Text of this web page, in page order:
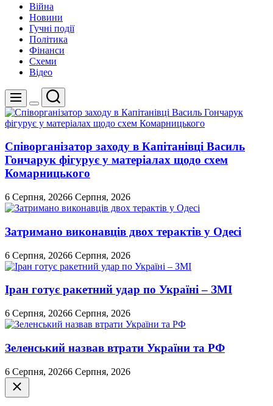
Війна
Новини
Гучні події
Політика
Фінанси
Схеми
Відео
Меню
Перемикач
кольорового
режиму
Пошук
Співорганізатор заходу в Капітанівці Василь
Гончарук фігурує у матеріалах щодо схем
Комарницького
6 Серпня, 20266 Серпня, 2026
Затримано виконавців двох терактів у Одесі
6 Серпня, 20266 Серпня, 2026
Іран готує ракетний удар по Україні – ЗМІ
6 Серпня, 20266 Серпня, 2026
Зеленський назвав втрати України та РФ
6 Серпня, 20266 Серпня, 2026
Закрити